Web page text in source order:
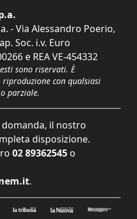
- Via Alessandro Poerio,
Soc. i.v. Euro
e REA VE-454332
sono riservati. È
con qualsiasi
parziale.
il nostro
disposizione.
02 89362545 o
.